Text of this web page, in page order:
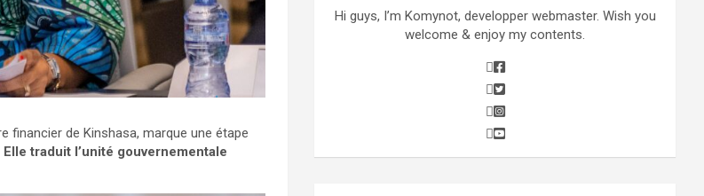
financier de Kinshasa, marque une étape
Elle traduit l’unité gouvernementale
Hi guys, I’m Komynot, developper webmaster. Wish you
welcome & enjoy my contents.